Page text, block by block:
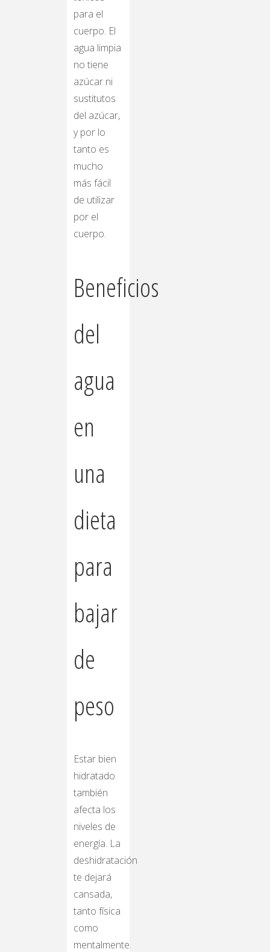
para el
cuerpo. El
agua limpia
no tiene
azúcar ni
sustitutos
del azúcar,
y por lo
tanto es
mucho
más fácil
de utilizar
por el
cuerpo.
Beneficios
del
agua
en
una
dieta
para
bajar
de
peso
Estar bien
hidratado
también
afecta los
niveles de
energía. La
deshidratación
te dejará
cansada,
tanto física
como
mentalmente.